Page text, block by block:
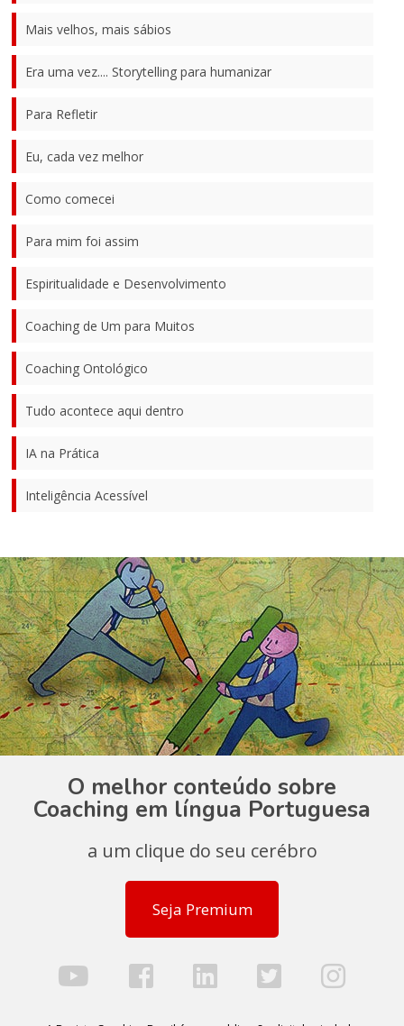
Mais velhos, mais sábios
Era uma vez.... Storytelling para humanizar
Para Refletir
Eu, cada vez melhor
Como comecei
Para mim foi assim
Espiritualidade e Desenvolvimento
Coaching de Um para Muitos
Coaching Ontológico
Tudo acontece aqui dentro
IA na Prática
Inteligência Acessível
O melhor conteúdo sobre
Coaching em língua Portuguesa
a um clique do seu cerébro
Seja Premium